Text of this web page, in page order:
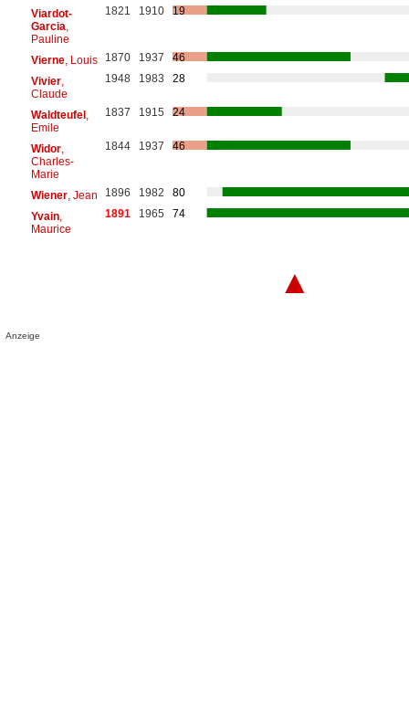
Viardot-
Garcia
Pauline
1821 1910 19
Vierne, Louis 1870 1937
46
Vivier,
Claude
1948 1983 28
Waldteufel,
Emile
1837 1915 24
Widor,
Charles-
Marie
1844 1937 46
Wiener, Jean 1896 1982
80
Yvain,
Maurice
1891 1965 74
▲
Anzeige